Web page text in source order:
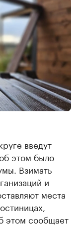
введут
этом было
Взимать
и
места
этом сообщает